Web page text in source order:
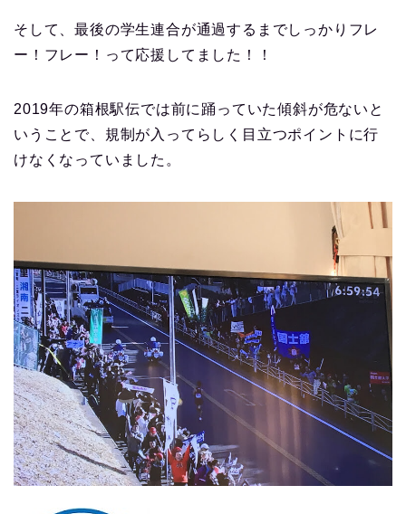
そして、最後の学生連合が通過するまでしっかりフレ
ー！フレー！って応援してました！！
2019年の箱根駅伝では前に踊っていた傾斜が危ないと
いうことで、規制が入ってらしく目立つポイントに行
けなくなっていました。